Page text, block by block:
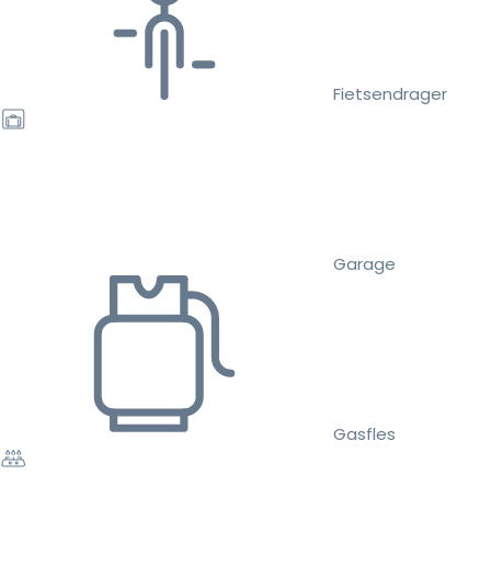
Fietsendrager
Garage
Gasfles